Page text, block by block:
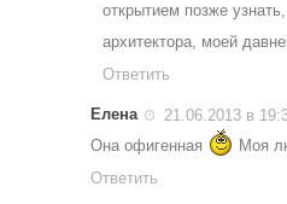
открытием позже
архитектора, моей
Ответить
Елена
21.06.2013 в
Она офигенная
Моя
Ответить